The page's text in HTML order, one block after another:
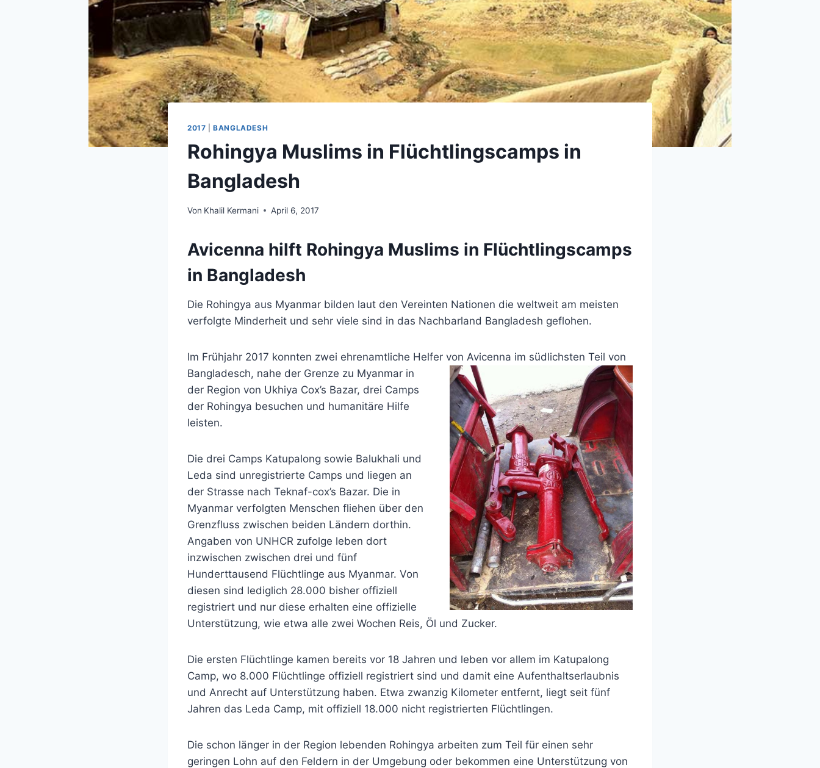
2017 |BANGLADESH
Rohingya Muslims in Flüchtlingscamps in
Bangladesh
Von Khalil Kermani April 6, 2017
Avicenna hilft Rohingya Muslims in Flüchtlingscamps
in Bangladesh
Die Rohingya aus Myanmar bilden laut den Vereinten Nationen die weltweit am meisten
verfolgte Minderheit und sehr viele sind in das Nachbarland Bangladesh geflohen.
Im Frühjahr 2017 konnten zwei ehrenamtliche Helfer von Avicenna im südlichsten Teil von
Bangladesch, nahe der Grenze zu Myanmar in
der Region von Ukhiya Cox’s Bazar, drei Camps
der Rohingya besuchen und humanitäre Hilfe
leisten.
Die drei Camps Katupalong sowie Balukhali und
Leda sind unregistrierte Camps und liegen an
der Strasse nach Teknaf-cox’s Bazar. Die in
Myanmar verfolgten Menschen fliehen über den
Grenzfluss zwischen beiden Ländern dorthin.
Angaben von UNHCR zufolge leben dort
inzwischen zwischen drei und fünf
Hunderttausend Flüchtlinge aus Myanmar. Von
diesen sind lediglich 28.000 bisher offiziell
registriert und nur diese erhalten eine offizielle
Unterstützung, wie etwa alle zwei Wochen Reis, Öl und Zucker.
Die ersten Flüchtlinge kamen bereits vor 18 Jahren und leben vor allem im Katupalong
Camp, wo 8.000 Flüchtlinge offiziell registriert sind und damit eine Aufenthaltserlaubnis
und Anrecht auf Unterstützung haben. Etwa zwanzig Kilometer entfernt, liegt seit fünf
Jahren das Leda Camp, mit offiziell 18.000 nicht registrierten Flüchtlingen.
Die schon länger in der Region lebenden Rohingya arbeiten zum Teil für einen sehr
geringen Lohn auf den Feldern in der Umgebung oder bekommen eine Unterstützung von